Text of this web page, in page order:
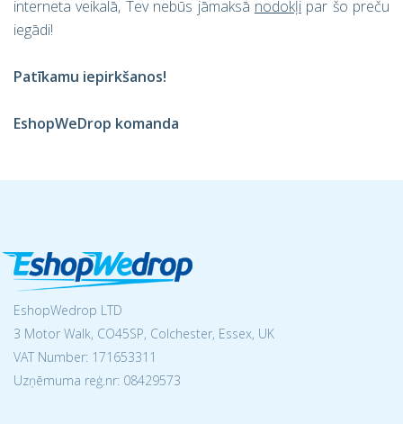
interneta veikalā, Tev nebūs jāmaksā nodokļipar šo preču
iegādi!
Patīkamu iepirkšanos!
EshopWeDrop komanda
EshopWedrop LTD
3 Motor Walk, CO45SP, Colchester, Essex, UK
VAT Number: 171653311
Uzņēmuma reģ.nr: 08429573